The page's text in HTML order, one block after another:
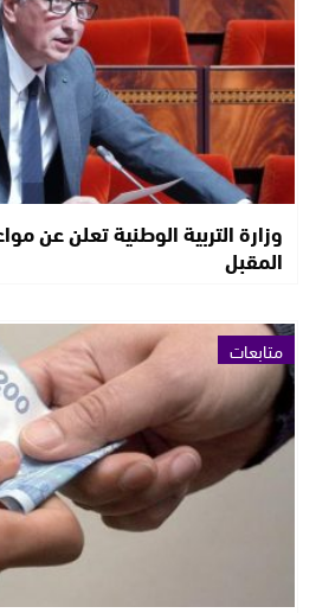
وزارة التربية الوطنية تعلن عن
المقبل
متابعات